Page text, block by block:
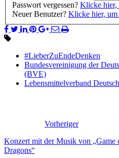
Passwort vergessen? Klicke hier,
Neuer Benutzer? Klicke hier, um
#LieberZuEndeDenken
Bundesvereinigung der
(BVE)
Lebensmittelverband
Vorheriger
Konzert mit der Musik von „Game
Dragons“